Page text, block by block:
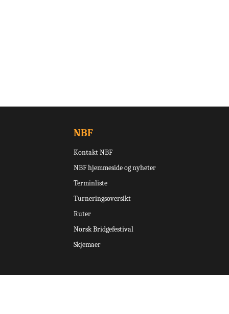
NBF
Kontakt NBF
NBF hjemmeside og nyheter
Terminliste
Turneringsoversikt
Ruter
Norsk Bridgefestival
Skjemaer